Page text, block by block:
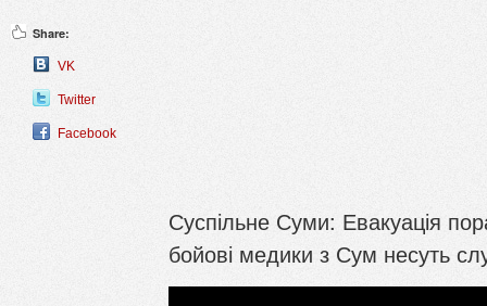
Share:
VK
Twitter
Facebook
Суспільне Суми: Евакуація
бойові медики з Сум несуть